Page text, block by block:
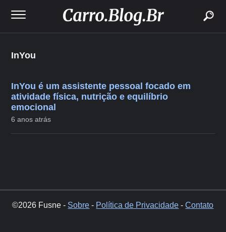
InYou
InYou é um assistente pessoal focado em
atividade física, nutrição e equilíbrio
emocional
6 anos atrás
©2026 Fusne - Sobre - Política de Privacidade -Contato